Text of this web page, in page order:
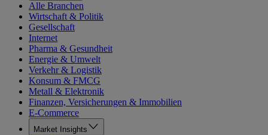
Alle Branchen
Wirtschaft & Politik
Gesellschaft
Internet
Pharma & Gesundheit
Energie & Umwelt
Verkehr & Logistik
Konsum & FMCG
Metall & Elektronik
Finanzen, Versicherungen & Immobilien
E-Commerce
Market Insights